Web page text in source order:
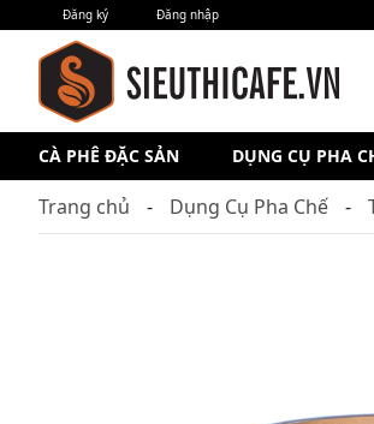
Đăng ký Đăng nhập
CÀ PHÊ ĐẶC SẢN DỤNG CỤ PHA
Trang chủ Dụng Cụ Pha Chế